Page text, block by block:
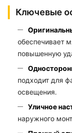
Ключевые
обеспечивает
повышенную
подходит для
освещения.
Уличное
наружного